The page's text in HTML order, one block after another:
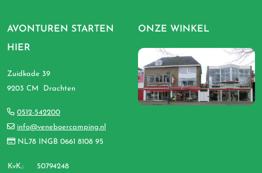
AVONTUREN STARTEN
HIER
Zuidkade 39
9203 CM Drachten
0512-542200
info@veneboercamping.nl
NL78 INGB 0661 8108 95
KvK.: 50794248
ONZE WINKEL